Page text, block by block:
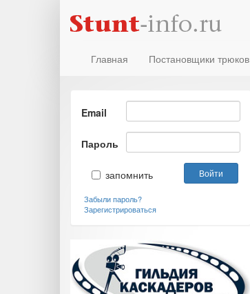
Главная Постановщики трюков
Email
Пароль
запомнить
Забыли пароль?
Зарегистрироваться